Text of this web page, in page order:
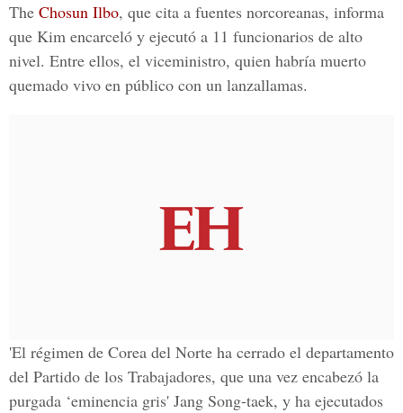
The Chosun Ilbo, que cita a fuentes norcoreanas, informa
que Kim encarceló y ejecutó a 11 funcionarios de alto
nivel. Entre ellos, el viceministro, quien habría muerto
quemado vivo en público con un lanzallamas.
'El régimen de Corea del Norte ha cerrado el departamento
del Partido de los Trabajadores, que una vez encabezó la
purgada ‘eminencia gris' Jang Song-taek, y ha ejecutados